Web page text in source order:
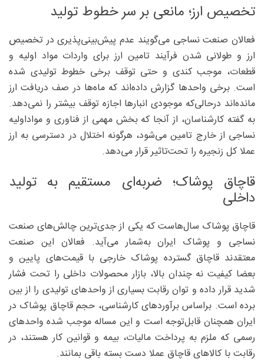
تخصیص ارز؛ مانعی بر سر خطوط تولید
فعالان صنعت نساجی می‌گویند عدم پیش‌بینی‌پذیری در تخصیص
ارز و طولانی شدن فرآیند تامین ارز برای واردات مواد اولیه و
قطعات، موجب کندی و حتی توقف برخی خطوط تولیدی شده
است. برخی واحدها گزارش داده‌اند که ماه‌ها در صف دریافت ارز
مانده‌اند درحالی‌که موجودی انبارها اجازه توقف بیشتر را نمی‌دهد.
به گفته کارشناسان، از آنجا که بخش مهمی از فناوری و مواداولیه
نساجی از خارج تامین می‌شود، هرگونه اختلال در دسترسی به ارز
عملا کل زنجیره را تحت‌تاثیر قرار می‌دهد.
قاچاق پوشاک؛ ضربه‌ای مستقیم به تولید
داخلی
قاچاق پوشاک سال‌هاست که یکی از جدی‌ترین چالش‌های صنعت
نساجی و پوشاک ایران به‌‌شمار می‌آید. فعالان این صنعت
معتقدند قاچاق گسترده پوشاک خارجی با قیمت‌های پایین و
بعضا کیفیت نه ‌چندان بالا، بازار محصولات داخلی را تحت فشار
شدید قرار داده و توان رقابت بسیاری از واحدهای تولیدی را از بین
برده است. براساس برآوردهای کارشناسی، حجم قاچاق پوشاک در
ایران همچنان قابل‌توجه است و این مساله موجب شده واحدهای
رسمی که ملزم به پرداخت مالیات، بیمه و قوانین کار هستند، در
رقابت با کالاهای قاچاق عملا دست بسته باقی بمانند.